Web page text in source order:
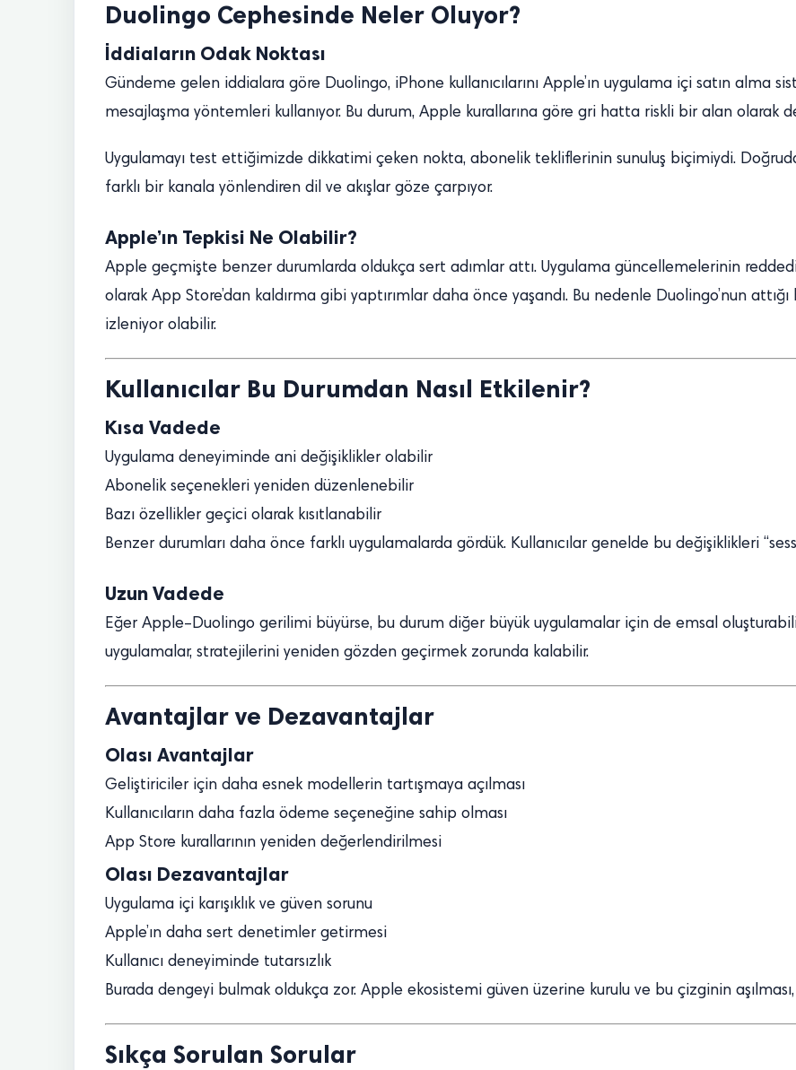
Duolingo Cephesinde Neler Oluyor?
İddiaların Odak Noktası
Gündeme gelen iddialara göre Duolingo, iPhone kullanıcılarını Apple’ın uygulama içi satın alma
mesajlaşma yöntemleri kullanıyor. Bu durum, Apple kurallarına göre gri hatta riskli bir alan olarak
Uygulamayı test ettiğimizde dikkatimi çeken nokta, abonelik tekliflerinin sunuluş biçimiydi.
farklı bir kanala yönlendiren dil ve akışlar göze çarpıyor.
Apple’ın Tepkisi Ne Olabilir?
Apple geçmişte benzer durumlarda oldukça sert adımlar attı. Uygulama güncellemelerinin
olarak App Store’dan kaldırma gibi yaptırımlar daha önce yaşandı. Bu nedenle Duolingo’nun
izleniyor olabilir.
Kullanıcılar Bu Durumdan Nasıl Etkilenir?
Kısa Vadede
Uygulama deneyiminde ani değişiklikler olabilir
Abonelik seçenekleri yeniden düzenlenebilir
Bazı özellikler geçici olarak kısıtlanabilir
Benzer durumları daha önce farklı uygulamalarda gördük. Kullanıcılar genelde bu değişiklikleri
Uzun Vadede
Eğer Apple–Duolingo gerilimi büyürse, bu durum diğer büyük uygulamalar için de emsal
uygulamalar, stratejilerini yeniden gözden geçirmek zorunda kalabilir.
Avantajlar ve Dezavantajlar
Olası Avantajlar
Geliştiriciler için daha esnek modellerin tartışmaya açılması
Kullanıcıların daha fazla ödeme seçeneğine sahip olması
App Store kurallarının yeniden değerlendirilmesi
Olası Dezavantajlar
Uygulama içi karışıklık ve güven sorunu
Apple’ın daha sert denetimler getirmesi
Kullanıcı deneyiminde tutarsızlık
Burada dengeyi bulmak oldukça zor. Apple ekosistemi güven üzerine kurulu ve bu çizginin
Sıkça Sorulan Sorular